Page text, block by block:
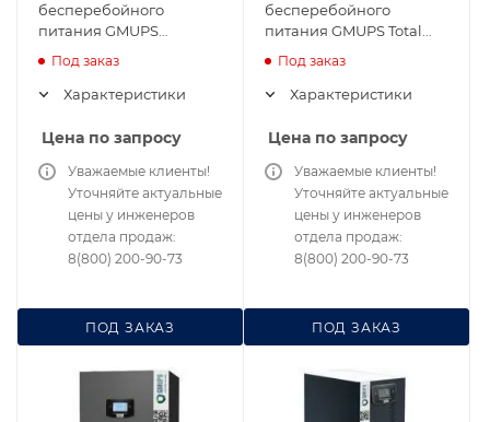
бесперебойного
питания GMUPS
Под заказ
Характеристики
Цена по запросу
ПОД ЗАКАЗ
Уважаемые клиенты!
Уточняйте актуальные
цены у инженеров
отдела продаж:
8(800) 200-90-73
бесперебойного
питания GMUPS Total
Под заказ
Характеристики
Цена по запросу
ПОД ЗАКАЗ
Уважаемые клиенты!
Уточняйте актуальные
цены у инженеров
отдела продаж:
8(800) 200-90-73